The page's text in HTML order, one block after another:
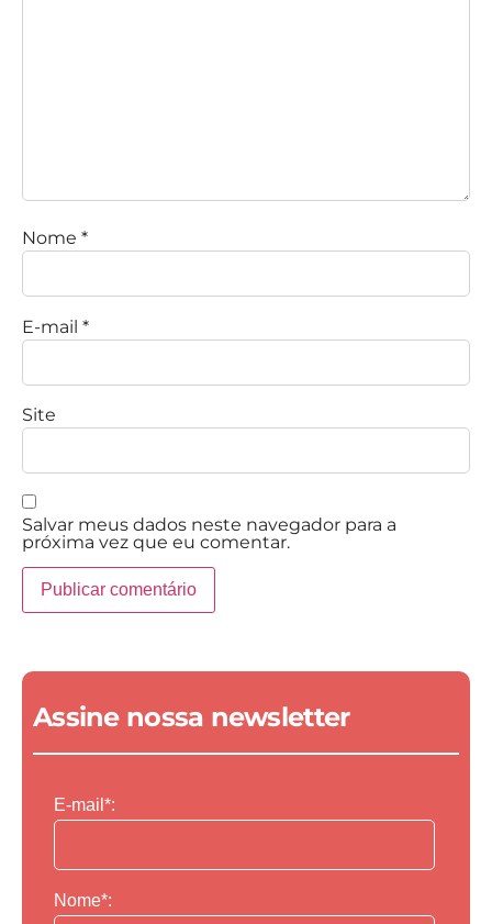
Nome *
E-mail *
Site
Salvar meus dados neste navegador para a
próxima vez que eu comentar.
Assine nossa newsletter
E-mail*:
Nome*: